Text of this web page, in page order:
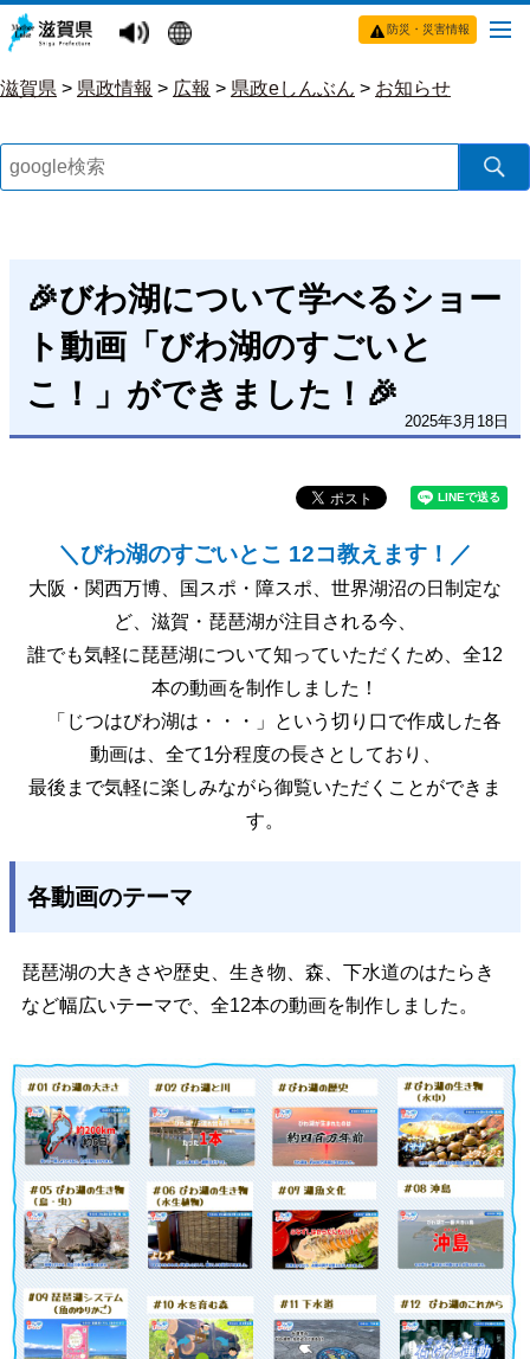
防災・災害情報
滋賀県 > 県政情報 > 広報 > 県政eしんぶん > お知らせ
🎉びわ湖について学べるショー
ト動画「びわ湖のすごいと
こ！」ができました！🎉
2025年3月18日
＼びわ湖のすごいとこ 12コ教えます！／
大阪・関西万博、国スポ・障スポ、世界湖沼の日制定な
ど、滋賀・琵琶湖が注目される今、
誰でも気軽に琵琶湖について知っていただくため、全12
本の動画を制作しました！
「じつはびわ湖は・・・」という切り口で作成した各
動画は、全て1分程度の長さとしており、
最後まで気軽に楽しみながら御覧いただくことができま
す。
各動画のテーマ
琵琶湖の大きさや歴史、生き物、森、下水道のはたらき
など幅広いテーマで、全12本の動画を制作しました。